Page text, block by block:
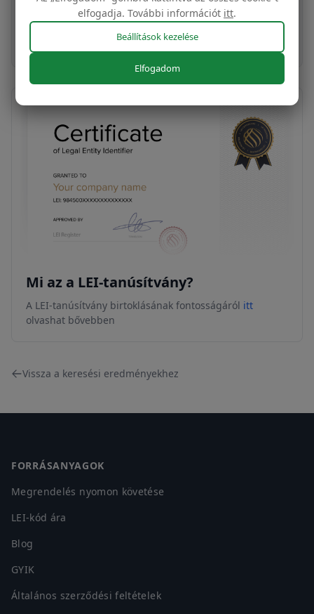
Vásárlás most
Mi az a LEI-tanúsítvány?
A LEI-tanúsítvány birtoklásának fontosságáról itt
olvashat bővebben
Vissza a keresési eredményekhez
FORRÁSANYAGOK
Megrendelés nyomon követése
LEI-kód ára
Blog
GYIK
Általános szerződési feltételek
elfogadja. További információt itt.
Beállítások kezelése
Elfogadom